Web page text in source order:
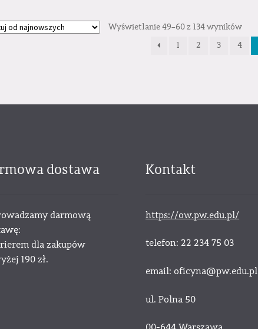
Wyświetlanie 49–60 z 134 wyników
1
2 3 4
dostawa
darmową
dla zakupów
190 zł.
Kontakt
https://ow.pw.edu.pl/
telefon: 22 234 75 03
email: oficyna@pw.edu.pl
ul. Polna 50